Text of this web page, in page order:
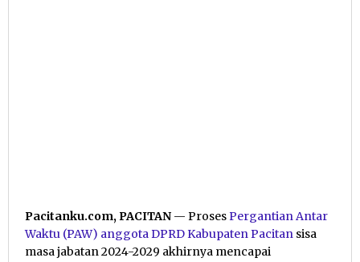
Pacitanku.com, PACITAN — ProsesPergantian Antar
Waktu (PAW) anggota DPRD Kabupaten Pacitan sisa
masa jabatan 2024-2029 akhirnya mencapai